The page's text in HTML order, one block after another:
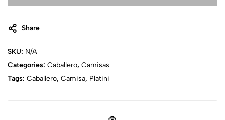
Share
SKU: N/A
Categories: Caballero, Camisas
Tags: Caballero, Camisa, Platini